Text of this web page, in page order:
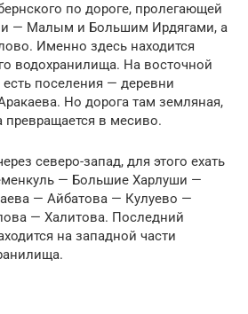
по дороге, пролегающей
— Малым и Большим Ирдягами, а
Именно здесь находится
водохранилища. На восточной
поселения — деревни
Но дорога там земляная,
в месиво.
северо-запад, для этого ехать
— Большие Харлуши —
— Айбатова — Кулуево —
— Халитова. Последний
на западной части